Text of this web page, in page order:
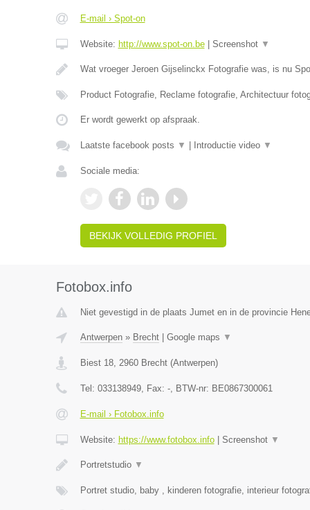
E-mail › Spot-on
Website: http://www.spot-on.be| Screenshot ▼
Wat vroeger Jeroen Gijselinckx Fotografie was, is nu
Product Fotografie, Reclame fotografie, Architectuur
Er wordt gewerkt op afspraak.
Laatste facebook posts ▼ Introductie video ▼
Sociale media:
BEKIJK VOLLEDIG PROFIEL
Fotobox.info
Niet gevestigd in de plaats Jumet en in de provincie
Antwerpen» Brecht| Google maps ▼
Biest 18, 2960 Brecht(Antwerpen)
Tel: 033138949, Fax: -, BTW-nr: BE0867300061
E-mail › Fotobox.info
Website: https://www.fotobox.info| Screenshot ▼
Portretstudio ▼
Portret studio, baby , kinderen fotografie, interieur